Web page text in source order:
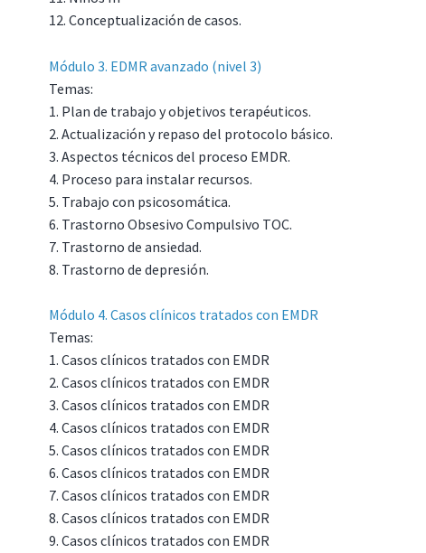
12. Conceptualización de casos.
Módulo 3. EDMR avanzado (nivel 3)
Temas:
1. Plan de trabajo y objetivos terapéuticos.
2. Actualización y repaso del protocolo básico.
3. Aspectos técnicos del proceso EMDR.
4. Proceso para instalar recursos.
5. Trabajo con psicosomática.
6. Trastorno Obsesivo Compulsivo TOC.
7. Trastorno de ansiedad.
8. Trastorno de depresión.
Módulo 4. Casos clínicos tratados con EMDR
Temas:
1. Casos clínicos tratados con EMDR
2. Casos clínicos tratados con EMDR
3. Casos clínicos tratados con EMDR
4. Casos clínicos tratados con EMDR
5. Casos clínicos tratados con EMDR
6. Casos clínicos tratados con EMDR
7. Casos clínicos tratados con EMDR
8. Casos clínicos tratados con EMDR
9. Casos clínicos tratados con EMDR